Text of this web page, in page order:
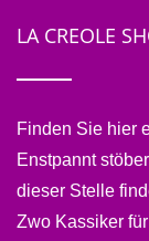
LA CREOLE
Finden Sie hier
Enstpannt
dieser Stelle
Zwo Kassiker